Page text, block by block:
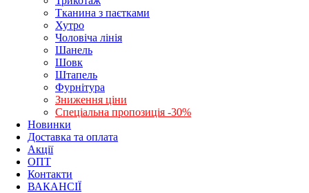
Тканина з паєтками
Хутро
Чоловіча лінія
Шанель
Шовк
Штапель
Фурнітура
Зниження ціни
Спеціальна пропозиція -30%
Новинки
Доставка та оплата
Акції
ОПТ
Контакти
ВАКАНСІЇ